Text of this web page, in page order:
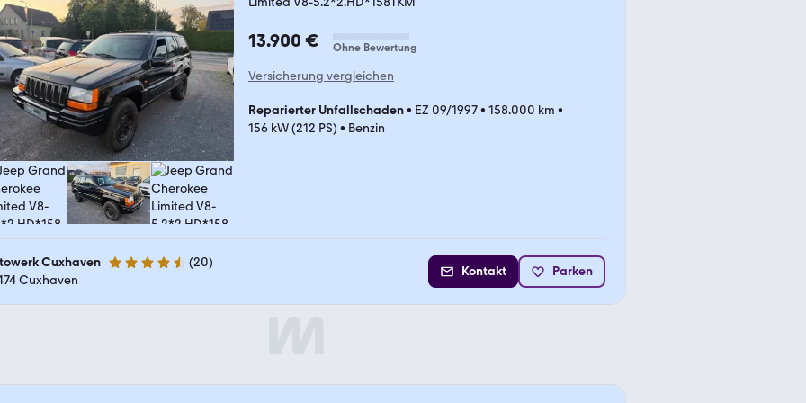
13.900 € Ohne Bewertung
Versicherung vergleichen
Reparierter Unfallschaden• EZ 09/1997• 158.000 km •
156 kW (212 PS) • Benzin
Cuxhaven 4.7 Sterne (20)
Cuxhaven
Kontakt Parken